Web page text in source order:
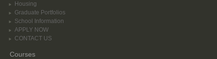
Housing
Graduate Portfolios
School Information
APPLY NOW
CONTACT US
Courses